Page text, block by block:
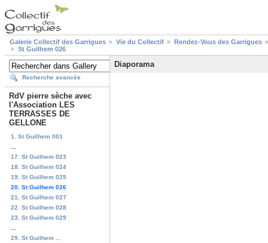
Galerie Collectif des Garrigues Vie du Collectif
Rendez-Vous des Garrigues
St Guilhem 026
Recherche avancée
RdV pierre sèche avec
l'Association LES
TERRASSES DE
GELLONE
1. St Guilhem 001
17. St Guilhem 023
18. St Guilhem 024
19. St Guilhem 025
20. St Guilhem 026
21. St Guilhem 027
22. St Guilhem 028
23. St Guilhem 029
29. St Guilhem ...
Diaporama